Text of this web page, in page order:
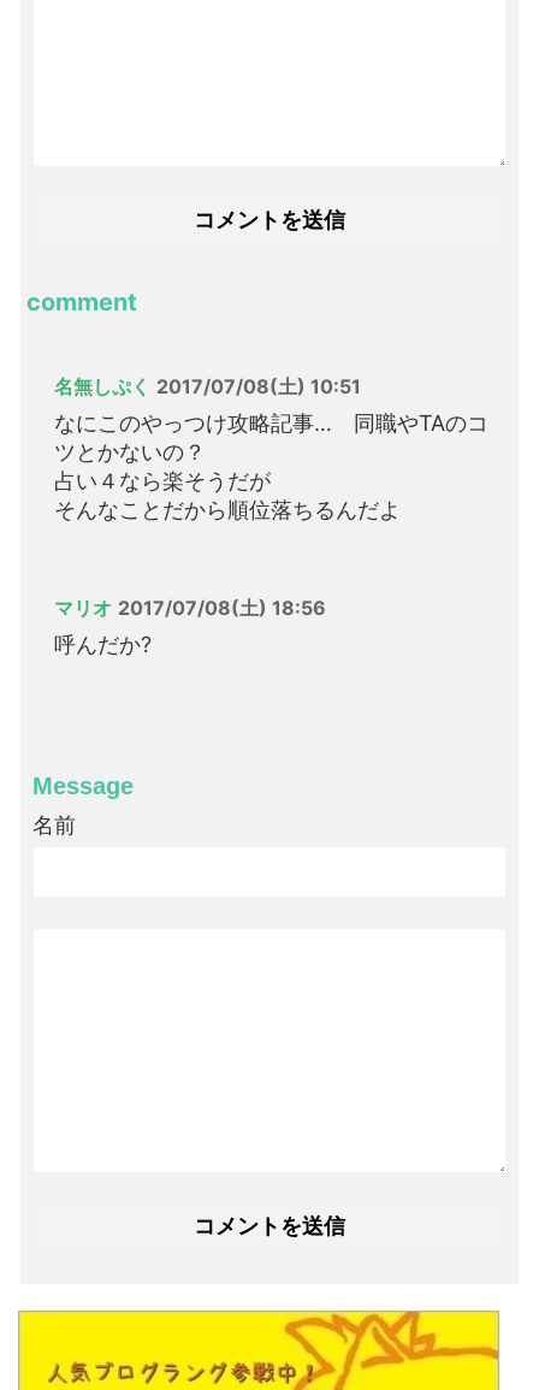
comment
名無しぷく 2017/07/08(土) 10:51
なにこのやっつけ攻略記事… 同職やTAのコ
ツとかないの？
占い４なら楽そうだが
そんなことだから順位落ちるんだよ
マリオ 2017/07/08(土) 18:56
呼んだか?
Message
名前